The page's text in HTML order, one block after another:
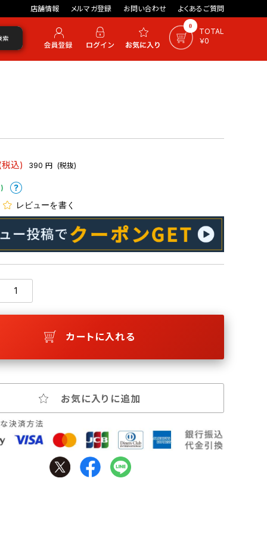
店舗情報 メルマガ登録 お問い合わせ よくあるご質問
0
TOTAL
￥0
索
込) 390 円 (税抜)
レビューを書く
カートに入れる
お気に入りに追加